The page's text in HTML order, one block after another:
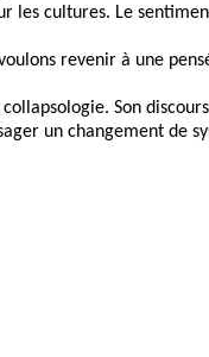
les cultures. Le
revenir à une
Son
un changement de